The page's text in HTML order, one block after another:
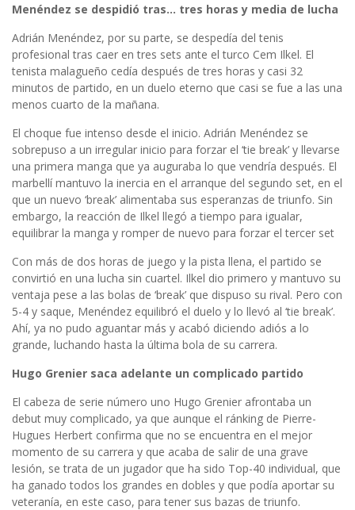
Menéndez se despidió tras… tres horas y media de lucha
Adrián Menéndez, por su parte, se despedía del tenis
profesional tras caer en tres sets ante el turco Cem Ilkel. El
tenista malagueño cedía después de tres horas y casi 32
minutos de partido, en un duelo eterno que casi se fue a las una
menos cuarto de la mañana.
El choque fue intenso desde el inicio. Adrián Menéndez se
sobrepuso a un irregular inicio para forzar el ‘tie break’ y llevarse
una primera manga que ya auguraba lo que vendría después. El
marbellí mantuvo la inercia en el arranque del segundo set, en el
que un nuevo ‘break’ alimentaba sus esperanzas de triunfo. Sin
embargo, la reacción de Ilkel llegó a tiempo para igualar,
equilibrar la manga y romper de nuevo para forzar el tercer set
Con más de dos horas de juego y la pista llena, el partido se
convirtió en una lucha sin cuartel. Ilkel dio primero y mantuvo su
ventaja pese a las bolas de ‘break’ que dispuso su rival. Pero con
5-4 y saque, Menéndez equilibró el duelo y lo llevó al ‘tie break’.
Ahí, ya no pudo aguantar más y acabó diciendo adiós a lo
grande, luchando hasta la última bola de su carrera.
Hugo Grenier saca adelante un complicado partido
El cabeza de serie número uno Hugo Grenier afrontaba un
debut muy complicado, ya que aunque el ránking de Pierre-
Hugues Herbert confirma que no se encuentra en el mejor
momento de su carrera y que acaba de salir de una grave
lesión, se trata de un jugador que ha sido Top-40 individual, que
ha ganado todos los grandes en dobles y que podía aportar su
veteranía, en este caso, para tener sus bazas de triunfo.